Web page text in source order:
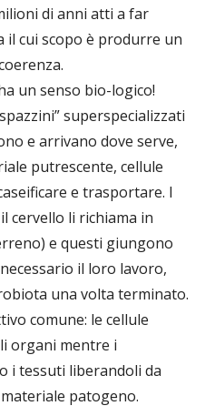
di anni atti a far
il cui scopo è produrre un
un senso bio-logico!
superspecializzati
e arrivano dove serve,
putrescente, cellule
e trasportare. I
cervello li richiama in
e questi giungono
il loro lavoro,
una volta terminato.
comune: le cellule
organi mentre i
i tessuti liberandoli da
patogeno.